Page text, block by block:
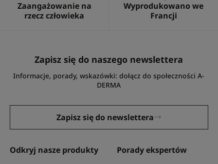
Zaangażowanie na
rzecz człowieka
Wyprodukowano we
Francji
Zapisz się do naszego newslettera
Informacje, porady, wskazówki: dołącz do społeczności A-
DERMA
Zapisz się do newslettera
Odkryj nasze produkty
Porady ekspertów